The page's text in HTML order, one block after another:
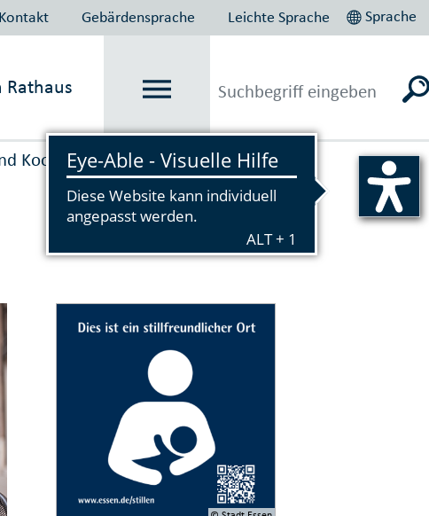
Kontakt Gebärdensprache Leichte Sprache Sprache
Rathaus
Kooper­ation­en